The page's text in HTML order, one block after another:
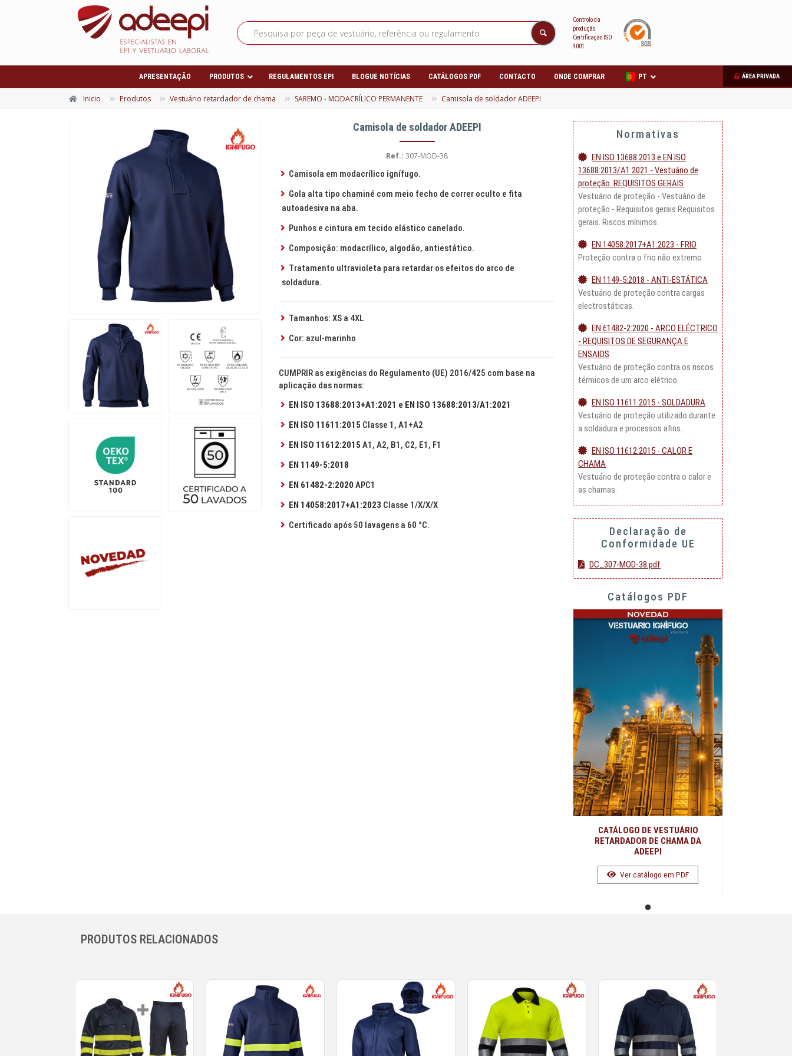
Controlo da
produção
Certificação ISO
9001
APRESENTAÇÃO PRODUTOS REGULAMENTOS EPI BLOGUE NOTÍCIAS CATÁLOGOS PDF CONTACTO ONDE COMPRAR ÁREA PRIVADA
PT
Inicio Produtos Vestuário retardador de chama SAREMO - MODACRÍLICO PERMANENTE Camisola de soldador ADEEPI
Camisola de soldador ADEEPI
Ref.: 307-MOD-38
Camisola em modacrílico ignífugo.
Gola alta tipo chaminé com meio fecho de correr oculto e fita
autoadesiva na aba.
Punhos e cintura em tecido elástico canelado.
Composição: modacrílico, algodão, antiestático.
Tratamento ultravioleta para retardar os efeitos do arco de
soldadura.
Tamanhos: XS a 4XL
Cor: azul-marinho
CUMPRIR as exigências do Regulamento (UE) 2016/425 com base na
aplicação das normas:
EN ISO 13688:2013+A1:2021 e EN ISO 13688:2013/A1:2021
EN ISO 11611:2015 Classe 1, A1+A2
EN ISO 11612:2015 A1, A2, B1, C2, E1, F1
EN 1149-5:2018
EN 61482-2:2020 APC1
EN 14058:2017+A1:2023 Classe 1/X/X/X
Certificado após 50 lavagens a 60 °C.
Normativas
EN ISO 13688:2013 e EN ISO
13688:2013/A1:2021 - Vestuário de
proteção. REQUISITOS GERAIS
Vestuário de proteção - Vestuário de
proteção - Requisitos gerais Requisitos
gerais. Riscos mínimos.
EN 14058:2017+A1:2023 - FRIO
Proteção contra o frio não extremo.
EN 1149-5:2018 - ANTI-ESTÁTICA
Vestuário de proteção contra cargas
electrostáticas.
EN 61482-2:2020 - ARCO ELÉCTRICO
- REQUISITOS DE SEGURANÇA E
ENSAIOS
Vestuário de proteção contra os riscos
térmicos de um arco elétrico.
EN ISO 11611:2015 - SOLDADURA
Vestuário de proteção utilizado durante
a soldadura e processos afins.
EN ISO 11612:2015 - CALOR E
CHAMA
Vestuário de proteção contra o calor e
as chamas.
Declaração de
Conformidade UE
DC_307-MOD-38.pdf
Catálogos PDF
CATÁLOGO DE VESTUÁRIO
RETARDADOR DE CHAMA DA
ADEEPI
Ver catálogo em PDF
PRODUTOS RELACIONADOS